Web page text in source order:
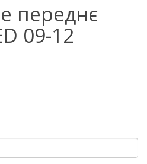
переднє
09-12